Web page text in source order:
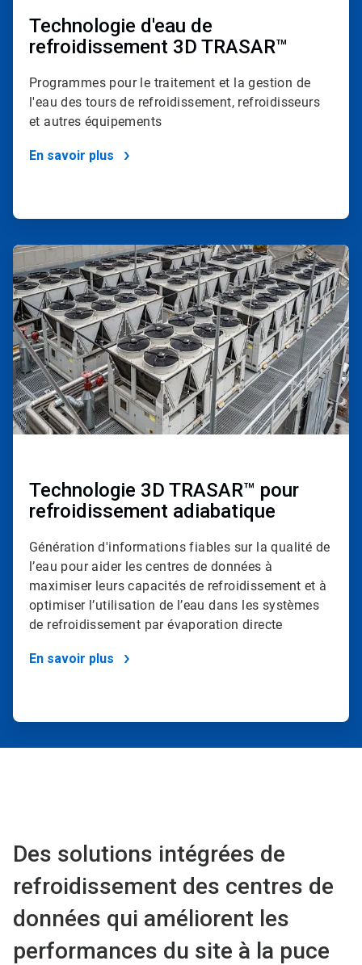
Technologie d'eau de
refroidissement 3D TRASAR™
Programmes pour le traitement et la gestion de
l'eau des tours de refroidissement, refroidisseurs
et autres équipements
En savoir plus
ArticleTile
de
4
Technologie 3D TRASAR™ pour
refroidissement adiabatique
Génération d'informations fiables sur la qualité de
l’eau pour aider les centres de données à
maximiser leurs capacités de refroidissement et à
optimiser l’utilisation de l’eau dans les systèmes
de refroidissement par évaporation directe
En savoir plus
Des solutions intégrées de
refroidissement des centres de
données qui améliorent les
performances du site à la puce